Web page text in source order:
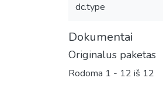
dc.type
Dokumentai
Originalus paketas
Rodoma 1 - 12 iš 12